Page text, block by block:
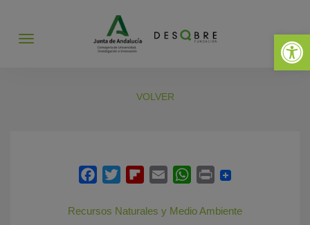
Abrir
Abrir
VOLVER
Recursos Naturales y Medio Ambiente